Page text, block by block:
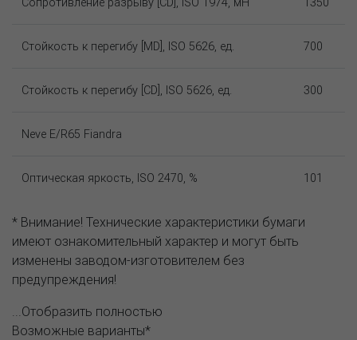
Стойкость к перегибу [MD], ISO 5626, ед. 700
Стойкость к перегибу [CD], ISO 5626, ед. 300
Neve E/R65 Fiandra
Оптическая яркость, ISO 2470, % 101
* Внимание! Технические характеристики бумаги
имеют ознакомительный характер и могут быть
изменены заводом-изготовителем без
предупреждения!
...Отобразить полностью
Возможные варианты*